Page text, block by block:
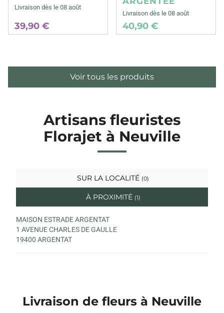
Livraison dès le 08 août
39,90 €
Livraison dès le 08 août
40,90 €
Voir tous les produits
Artisans fleuristes
Florajet à Neuville
SUR LA LOCALITÉ (0)
À PROXIMITÉ (1)
MAISON ESTRADE ARGENTAT
1 AVENUE CHARLES DE GAULLE
19400 ARGENTAT
Livraison de fleurs à Neuville